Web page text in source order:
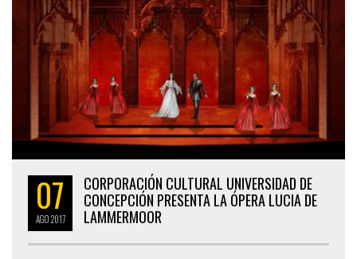
07
AGO2017
CORPORACIÓN CULTURAL UNIVERSIDAD DE
CONCEPCIÓN PRESENTA LA ÓPERA LUCIA DE
LAMMERMOOR